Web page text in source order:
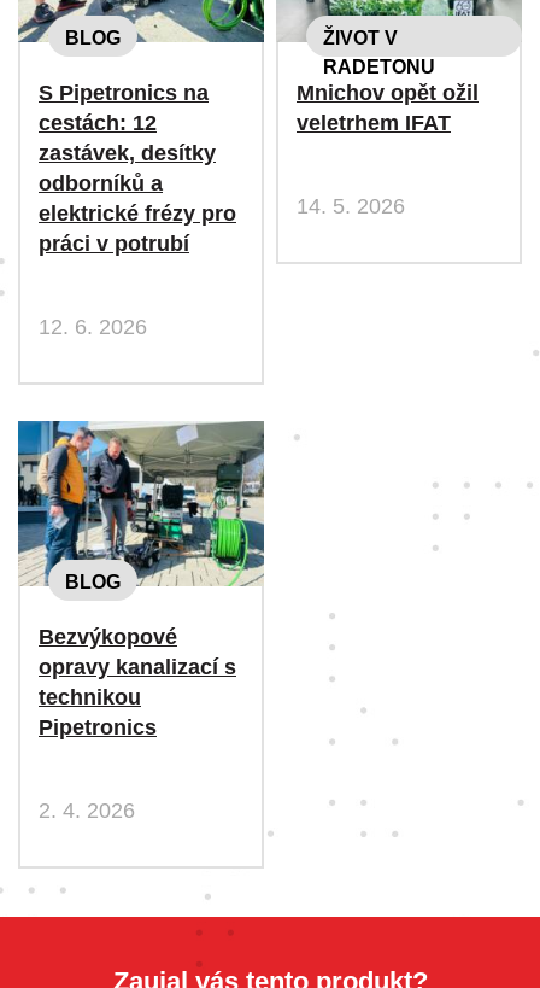
BLOG
S Pipetronics na
cestách: 12
zastávek, desítky
odborníků a
elektrické frézy pro
práci v potrubí
12. 6. 2026
ŽIVOT V
RADETONU
Mnichov opět ožil
veletrhem IFAT
14. 5. 2026
BLOG
Bezvýkopové
opravy kanalizací s
technikou
Pipetronics
2. 4. 2026
Zaujal vás tento produkt?